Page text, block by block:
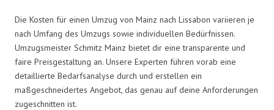
Die Kosten für einen Umzug von Mainz nach Lissabon variieren je
nach Umfang des Umzugs sowie individuellen Bedürfnissen.
Umzugsmeister Schmitz Mainz bietet dir eine transparente und
faire Preisgestaltung an. Unsere Experten führen vorab eine
detaillierte Bedarfsanalyse durch und erstellen ein
maßgeschneidertes Angebot, das genau auf deine Anforderungen
zugeschnitten ist.